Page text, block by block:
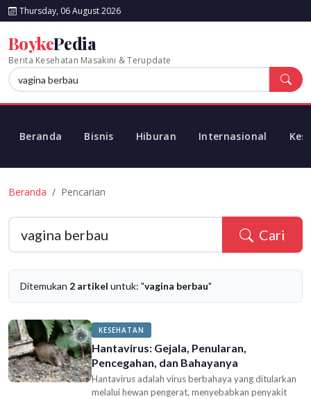
Thursday, 06 August 2026
BoykePedia
Berita Kesehatan Masakini & Terupdate
Beranda Bisnis Hiburan Internasional
Beranda Pencarian
Cari
Ditemukan 2 artikel untuk: "vagina berbau"
KESEHATAN
Hantavirus: Gejala, Penularan,
Pencegahan, dan Bahayanya
Hantavirus adalah virus berbahaya yang ditularkan
melalui hewan pengerat, menyebabkan penyakit